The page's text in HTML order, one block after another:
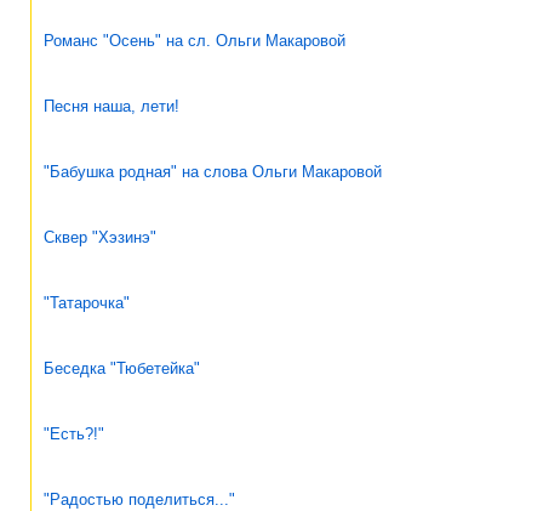
Романс "Осень" на сл. Ольги Макаровой
Песня наша, лети!
"Бабушка родная" на слова Ольги Макаровой
Сквер "Хэзинэ"
"Татарочка"
Беседка "Тюбетейка"
"Есть?!"
"Радостью поделиться..."